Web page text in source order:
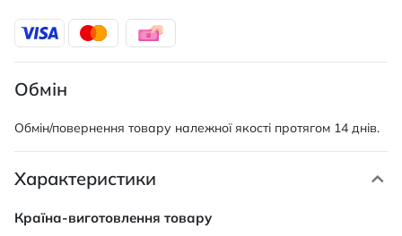
Обмін
Обмін/повернення товару належної якості протягом 14 днів.
Характеристики
Характеристики